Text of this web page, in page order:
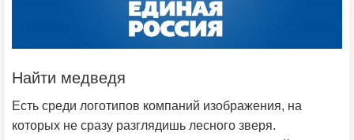
Найти медведя
Есть среди логотипов компаний изображения, на
которых не сразу разглядишь лесного зверя.